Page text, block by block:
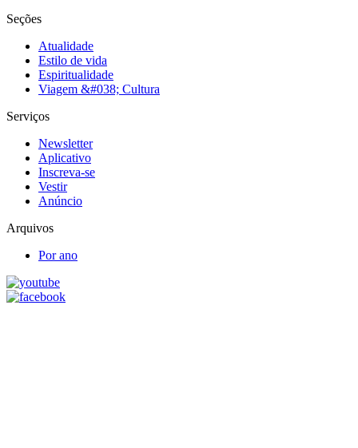
Seções
Atualidade
Estilo de vida
Espiritualidade
Viagem &#038; Cultura
Serviços
Newsletter
Aplicativo
Inscreva-se
Vestir
Anúncio
Arquivos
Por ano